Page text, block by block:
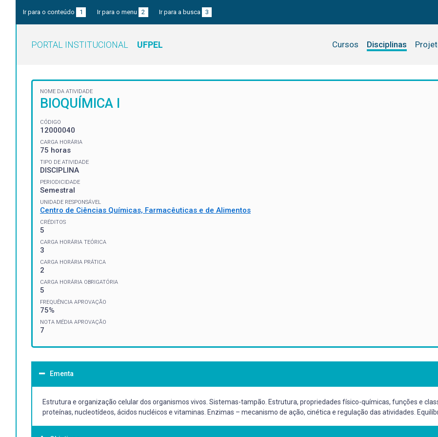
Ir para o conteúdo 1 Ir para o menu 2 Ir para a busca 3
PORTAL INSTITUCIONAL UFPEL Cursos Disciplinas
NOME DA ATIVIDADE
BIOQUÍMICA I
CÓDIGO
12000040
CARGA HORÁRIA
75 horas
TIPO DE ATIVIDADE
DISCIPLINA
PERIODICIDADE
Semestral
UNIDADE RESPONSÁVEL
Centro de Ciências Químicas, Farmacêuticas e de Alimentos
CRÉDITOS
5
CARGA HORÁRIA TEÓRICA
3
CARGA HORÁRIA PRÁTICA
2
CARGA HORÁRIA OBRIGATÓRIA
5
FREQUÊNCIA APROVAÇÃO
75%
NOTA MÉDIA APROVAÇÃO
7
Ementa
Estrutura e organização celular dos organismos vivos. Sistemas-tampão. Estrutura, propriedades físico-químicas, funções e
proteínas, nucleotídeos, ácidos nucléicos e vitaminas. Enzimas – mecanismo de ação, cinética e regulação das atividades.